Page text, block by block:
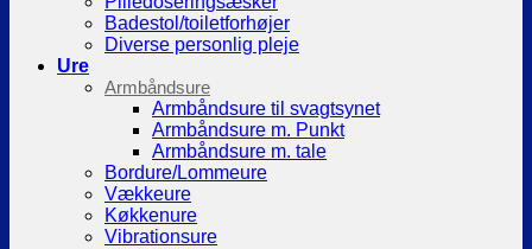
Badestol/toiletforhøjer
Diverse personlig pleje
Ure
Armbåndsure
Armbåndsure til svagtsynet
Armbåndsure m. Punkt
Armbåndsure m. tale
Bordure/Lommeure
Vækkeure
Køkkenure
Vibrationsure